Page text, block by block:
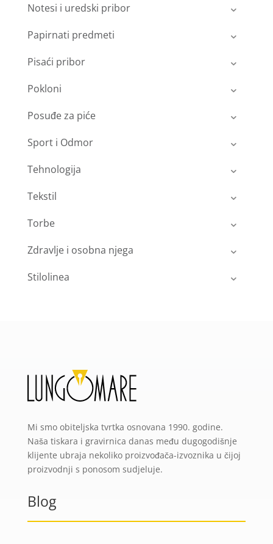
Notesi i uredski pribor
Papirnati predmeti
Pisaći pribor
Pokloni
Posuđe za piće
Sport i Odmor
Tehnologija
Tekstil
Torbe
Zdravlje i osobna njega
Stilolinea
Mi smo obiteljska tvrtka osnovana 1990. godine.
Naša tiskara i gravirnica danas među dugogodišnje
klijente ubraja nekoliko proizvođača-izvoznika u čijoj
proizvodnji s ponosom sudjeluje.
Blog